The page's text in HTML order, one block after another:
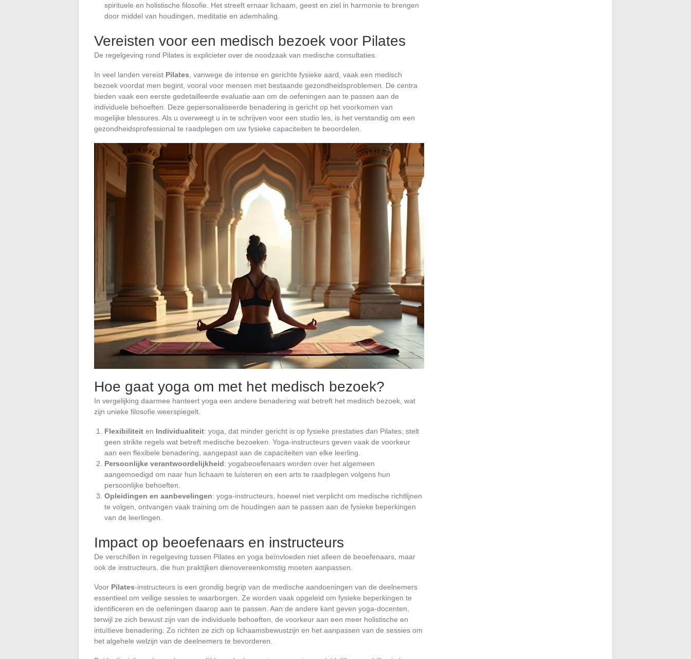
spirituele en holistische filosofie. Het streeft ernaar lichaam, geest en ziel in harmonie te brengen
door middel van houdingen, meditatie en ademhaling.
Vereisten voor een medisch bezoek voor Pilates
De regelgeving rond Pilates is explicieter over de noodzaak van medische consultaties.
In veel landen vereist Pilates , vanwege de intense en gerichte fysieke aard, vaak een medisch
bezoek voordat men begint, vooral voor mensen met bestaande gezondheidsproblemen. De centra
bieden vaak een eerste gedetailleerde evaluatie aan om de oefeningen aan te passen aan de
individuele behoeften. Deze gepersonaliseerde benadering is gericht op het voorkomen van
mogelijke blessures. Als u overweegt u in te schrijven voor een studio les, is het verstandig om een
gezondheidsprofessional te raadplegen om uw fysieke capaciteiten te beoordelen.
Hoe gaat yoga om met het medisch bezoek?
In vergelijking daarmee hanteert yoga een andere benadering wat betreft het medisch bezoek, wat
zijn unieke filosofie weerspiegelt.
Flexibiliteit en Individualiteit: yoga, dat minder gericht is op fysieke prestaties dan Pilates, stelt
geen strikte regels wat betreft medische bezoeken. Yoga-instructeurs geven vaak de voorkeur
aan een flexibele benadering, aangepast aan de capaciteiten van elke leerling.
Persoonlijke verantwoordelijkheid: yogabeoefenaars worden over het algemeen
aangemoedigd om naar hun lichaam te luisteren en een arts te raadplegen volgens hun
persoonlijke behoeften.
Opleidingen en aanbevelingen: yoga-instructeurs, hoewel niet verplicht om medische richtlijnen
te volgen, ontvangen vaak training om de houdingen aan te passen aan de fysieke beperkingen
van de leerlingen.
Impact op beoefenaars en instructeurs
De verschillen in regelgeving tussen Pilates en yoga beïnvloeden niet alleen de beoefenaars, maar
ook de instructeurs, die hun praktijken dienovereenkomstig moeten aanpassen.
Voor Pilates-instructeurs is een grondig begrip van de medische aandoeningen van de deelnemers
essentieel om veilige sessies te waarborgen. Ze worden vaak opgeleid om fysieke beperkingen te
identificeren en de oefeningen daarop aan te passen. Aan de andere kant geven yoga-docenten,
terwijl ze zich bewust zijn van de individuele behoeften, de voorkeur aan een meer holistische en
intuïtieve benadering. Zo richten ze zich op lichaamsbewustzijn en het aanpassen van de sessies om
het algehele welzijn van de deelnemers te bevorderen.